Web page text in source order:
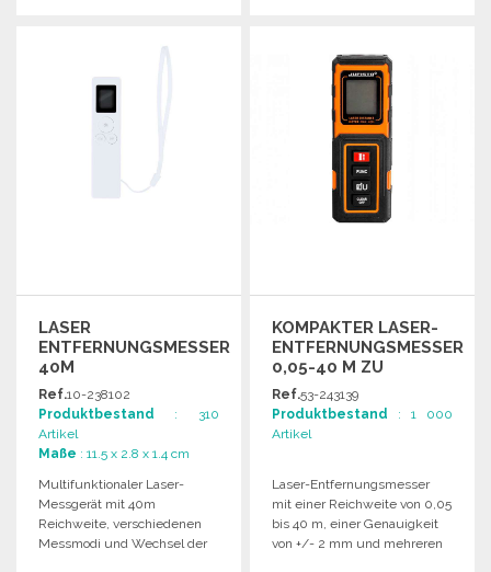
Angebot anfordern
LASER
ENTFERNUNGSMESSER
40M
MULTIFUNKTIONAL
Ref.10-238102
Produktbestand : 310
Artikel
Maße : 11.5 x 2.8 x 1.4 cm
Multifunktionaler Laser-
Messgerät mit 40m
Reichweite, verschiedenen
Messmodi und Wechsel der
KOMPAKTER LASER-
ENTFERNUNGSMESSER
0,05-40 M ZU
GROSSHANDELSPREISEN
Ref.53-243139
Produktbestand : 1 000
Artikel
Laser-Entfernungsmesser
mit einer Reichweite von 0,05
bis 40 m, einer Genauigkeit
von +/- 2 mm und mehreren